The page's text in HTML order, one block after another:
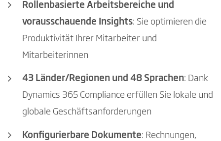
Rollenbasierte Arbeitsbereiche und
vorausschauende Insights: Sie optimieren die
Produktivität Ihrer Mitarbeiter und
Mitarbeiterinnen
43 Länder/Regionen und 48 Sprachen: Dank
Dynamics 365 Compliance erfüllen Sie lokale und
globale Geschäftsanforderungen
Konfigurierbare Dokumente: Rechnungen,